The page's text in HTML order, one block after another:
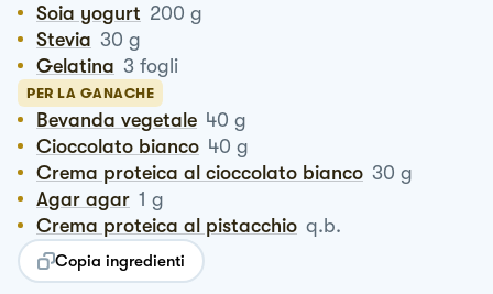
Soia yogurt 200 g
Stevia 30 g
Gelatina 3 fogli
PER LA GANACHE
Bevanda vegetale 40 g
Cioccolato bianco 40 g
Crema proteica al cioccolato bianco 30 g
Agar agar 1 g
Crema proteica al pistacchio q.b.
Copia ingredienti